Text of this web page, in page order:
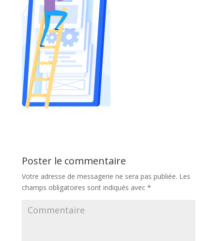
Poster le commentaire
Votre adresse de messagerie ne sera pas publiée. Les
champs obligatoires sont indiqués avec *